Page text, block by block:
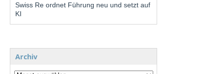
Swiss Re ordnet Führung neu und setzt auf
KI
Archiv